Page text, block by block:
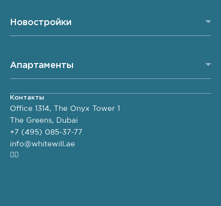
Новостройки
Апартаменты
Контакты
Office 1314, The Onyx Tower 1
The Greens, Dubai
+7 (495) 085-37-77
info@whitewill.ae